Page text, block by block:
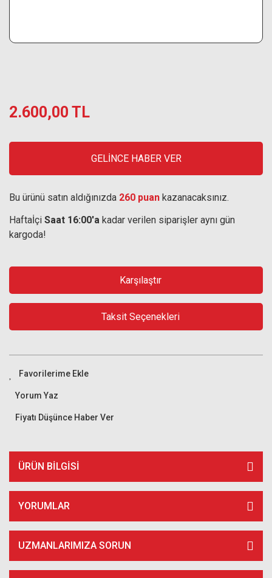
2.600,00 TL
GELİNCE HABER VER
Bu ürünü satın aldığınızda 260 puan kazanacaksınız.
Haftaİçi Saat 16:00'a kadar verilen siparişler aynı gün
kargoda!
Karşılaştır
Taksit Seçenekleri
Yorum Yaz
Fiyatı Düşünce Haber Ver
ÜRÜN BILGISI
YORUMLAR
UZMANLARIMIZA SORUN